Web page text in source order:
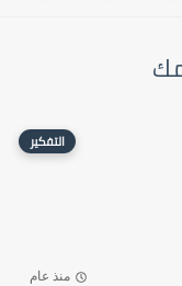
التفكير
منذ عام